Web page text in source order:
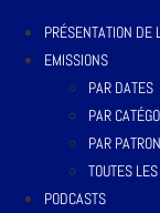
PRÉSENTATION DE
EMISSIONS
PAR DATES
PAR
PAR
TOUTES
PODCASTS